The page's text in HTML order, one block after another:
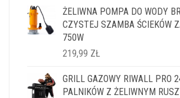
WYNOSIŁA:
1499,99 ZŁ.
ŻELIWNA POMPA DO WODY
CZYSTEJ SZAMBA ŚCIEKÓW
750W
219,99 ZŁ
GRILL GAZOWY RIWALL PRO
PALNIKÓW Z ŻELIWNYM